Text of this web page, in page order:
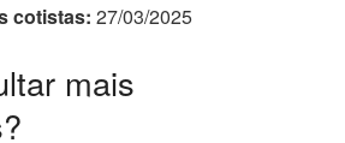
cotistas: 27/03/2025
mais